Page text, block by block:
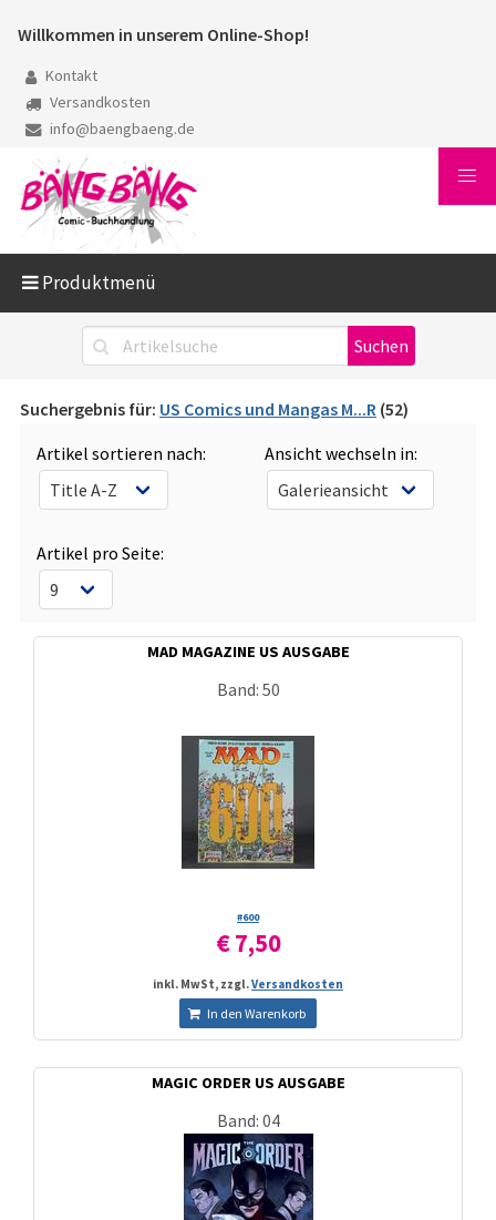
Willkommen in unserem Online-Shop!
Kontakt
Versandkosten
info@baengbaeng.de
Produktmenü
Suchergebnis für: US Comics und Mangas M...R (52)
Artikel sortieren nach:
Ansicht wechseln in:
Artikel pro Seite:
MAD MAGAZINE US AUSGABE
Band: 50
#600
€ 7,50
inkl. MwSt, zzgl.Versandkosten
In den Warenkorb
MAGIC ORDER US AUSGABE
Band: 04